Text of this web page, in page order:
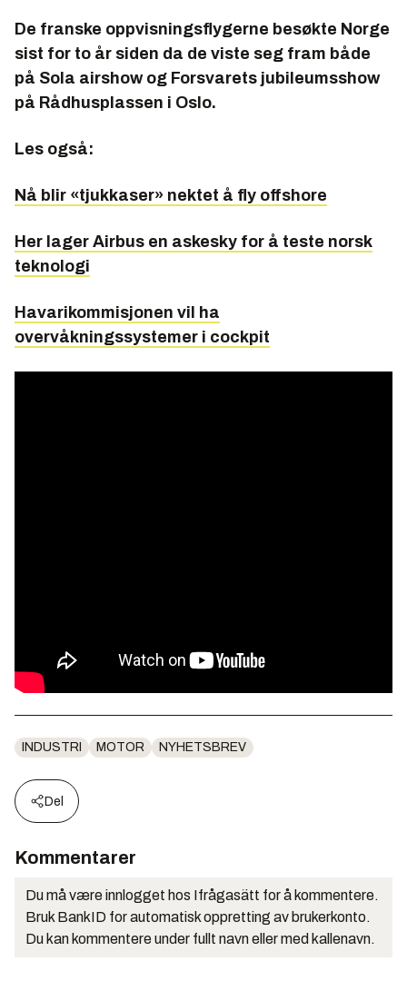
De franske oppvisningsflygerne besøkte Norge
sist for to år siden da de viste seg fram både
på Sola airshow og Forsvarets jubileumsshow
på Rådhusplassen i Oslo.
Les også:
Nå blir «tjukkaser» nektet å fly offshore
Her lager Airbus en askesky for å teste norsk
teknologi
Havarikommisjonen vil ha
overvåkningssystemer i cockpit
INDUSTRI MOTOR NYHETSBREV
Del
Kommentarer
Du må være innlogget hos Ifrågasätt for å kommentere.
Bruk BankID for automatisk oppretting av brukerkonto.
Du kan kommentere under fullt navn eller med kallenavn.